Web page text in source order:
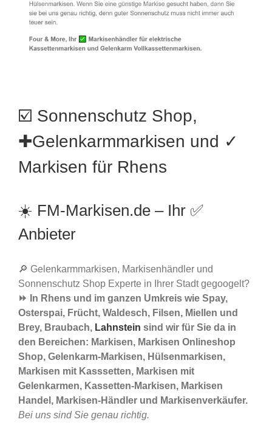
☑️ Sonnenschutz Shop,
✚Gelenkarmmarkisen und ✓
Markisen für Rhens
☀️ FM-Markisen.de – Ihr ✅
Anbieter
🔎 Gelenkarmmarkisen, Markisenhändler und
Sonnenschutz Shop Experte in Ihrer Stadt gegoogelt?
⏩ In Rhens und im ganzen Umkreis wie Spay,
Osterspai, Frücht, Waldesch, Filsen, Miellen und
Brey, Braubach, Lahnstein sind wir für Sie da in
den Bereichen: Markisen, Markisen Onlineshop
Shop, Gelenkarm-Markisen, Hülsenmarkisen,
Markisen mit Kasssetten, Markisen mit
Gelenkarmen, Kassetten-Markisen, Markisen
Handel, Markisen-Händler und Markisenverkäufer.
Bei uns sind Sie genau richtig.